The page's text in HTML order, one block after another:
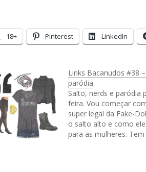
18+ Pinterest LinkedIn
Links Bacanudos #38
paródia
Salto, nerds e paródia
feira. Vou começar
super legal da Fake-
o salto alto e como
para as mulheres.